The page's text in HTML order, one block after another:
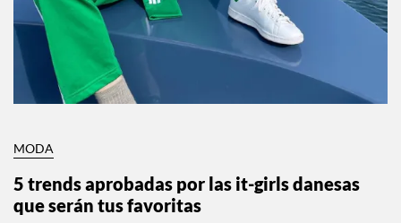
MODA
5 trends aprobadas por las it-girls danesas
que serán tus favoritas